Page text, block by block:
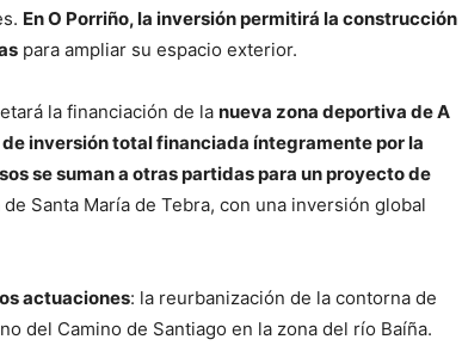
En O Porriño, la inversión permitirá la construcción
para ampliar su espacio exterior.
la financiación de la nueva zona deportiva de A
inversión total financiada íntegramente por la
se suman a otras partidas para un proyecto de
Santa María de Tebra, con una inversión global
actuaciones: la reurbanización de la contorna de
del Camino de Santiago en la zona del río Baíña.